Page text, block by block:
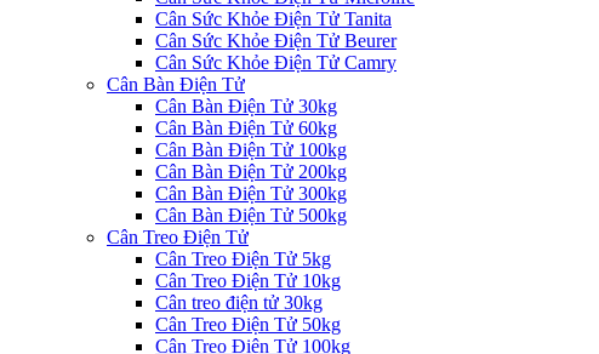
Cân Sức Khỏe Điện Tử Tanita
Cân Sức Khỏe Điện Tử Beurer
Cân Sức Khỏe Điện Tử Camry
Cân Bàn Điện Tử
Cân Bàn Điện Tử 30kg
Cân Bàn Điện Tử 60kg
Cân Bàn Điện Tử 100kg
Cân Bàn Điện Tử 200kg
Cân Bàn Điện Tử 300kg
Cân Bàn Điện Tử 500kg
Cân Treo Điện Tử
Cân Treo Điện Tử 5kg
Cân Treo Điện Tử 10kg
Cân treo điện tử 30kg
Cân Treo Điện Tử 50kg
Cân Treo Điện Tử 100kg